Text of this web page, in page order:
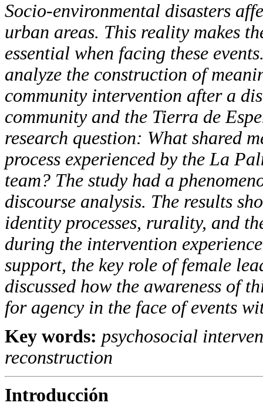
Socio-environmental disasters
urban areas. This reality makes
essential when facing these
analyze the construction of
community intervention after a
community and the Tierra de
research question: What shared
process experienced by the La
team? The study had a
discourse analysis. The results
identity processes, rurality, and
during the intervention
support, the key role of female
discussed how the awareness of
for agency in the face of events
Key words: psychosocial
reconstruction
Introducción